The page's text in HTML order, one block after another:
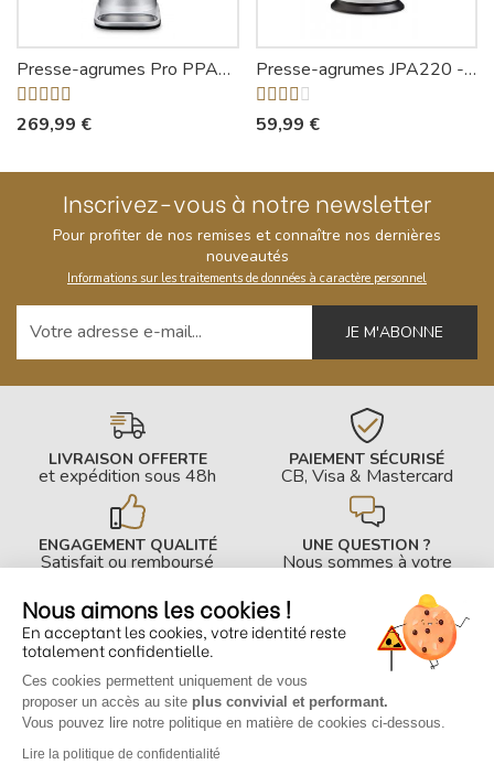
Presse-agrumes Pro PPA760 - Riviera-et-Bar
269,99 €
Presse-agrumes JPA220 - Siméo
59,99 €
Inscrivez-vous à notre newsletter
Pour profiter de nos remises et connaître nos dernières
nouveautés
Informations sur les traitements de données à caractère personnel
LIVRAISON OFFERTE
et expédition sous 48h
PAIEMENT SÉCURISÉ
CB, Visa & Mastercard
ENGAGEMENT QUALITÉ
Satisfait ou remboursé
UNE QUESTION ?
Nous sommes à votre
INFOS PRATIQUES
CONTACTEZ-NOUS
© 2026 www.club-electromenager.fr -
Nous aimons les cookies !
En acceptant les cookies, votre identité reste
totalement confidentielle.
Ces cookies permettent uniquement de vous
proposer un accès au site plus convivial et performant.
Vous pouvez lire notre politique en matière de cookies ci-dessous.
Lire la politique de confidentialité